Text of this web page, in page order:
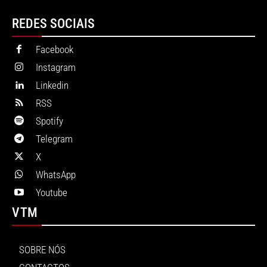
REDES SOCIAIS
Facebook
Instagram
Linkedin
RSS
Spotify
Telegram
X
WhatsApp
Youtube
VTM
SOBRE NÓS